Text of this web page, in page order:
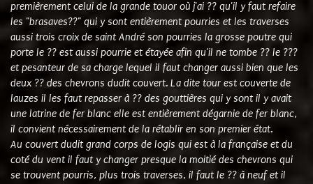
premièrement celui de la grande touor où j'ai ?? qu'il y faut refaire
les "brasaves??" qui y sont entièrement pourries et les traverses
aussi trois croix de saint André son pourries la grosse poutre qui
porte le ?? est aussi pourrie et étayée afin qu'il ne tombe ?? le ???
et pesanteur de sa charge lequel il faut changer aussi bien que les
deux ?? des chevrons dudit couvert. La dite tour est couverte de
lauzes il les faut repasser à ?? des gouttières qui y sont il y avait
une latrine de fer blanc elle est entièrement dégarnie de fer blanc,
il convient nécessairement de la rétablir en son premier état.
Au couvert dudit grand corps de logis qui est à la française et du
coté du vent il faut y changer presque la moitié des chevrons qui
se trouvent pourris, plus trois traverses, il faut le ?? à neuf et il